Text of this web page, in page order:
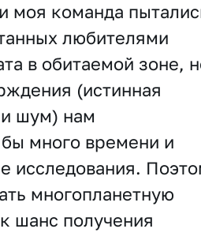
моя команда
любителями
в обитаемой зоне,
(истинная
шум) нам
много времени и
исследования.
многопланетную
шанс получения